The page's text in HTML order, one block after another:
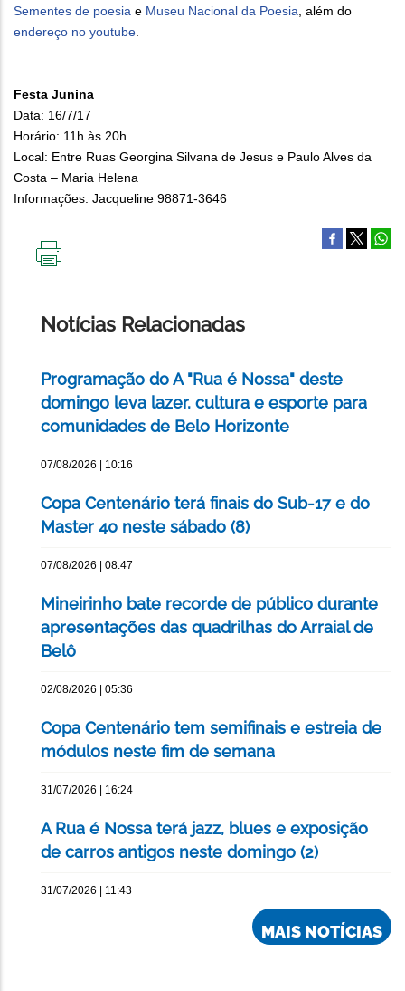
Sementes de poesia e Museu Nacional da Poesia, além do
endereço no youtube.
Festa Junina
Data: 16/7/17
Horário: 11h às 20h
Local: Entre Ruas Georgina Silvana de Jesus e Paulo Alves da
Costa – Maria Helena
Informações: Jacqueline 98871-3646
Notícias Relacionadas
Programação do A "Rua é Nossa" deste
domingo leva lazer, cultura e esporte para
comunidades de Belo Horizonte
07/08/2026 | 10:16
Copa Centenário terá finais do Sub-17 e do
Master 40 neste sábado (8)
07/08/2026 | 08:47
Mineirinho bate recorde de público durante
apresentações das quadrilhas do Arraial de
Belô
02/08/2026 | 05:36
Copa Centenário tem semifinais e estreia de
módulos neste fim de semana
31/07/2026 | 16:24
A Rua é Nossa terá jazz, blues e exposição
de carros antigos neste domingo (2)
31/07/2026 | 11:43
MAIS NOTÍCIAS